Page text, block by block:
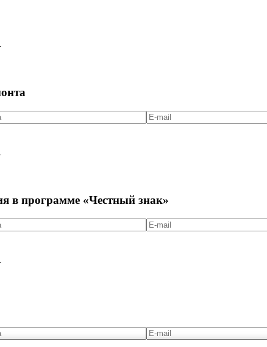
.
в программе «Честный знак»
.